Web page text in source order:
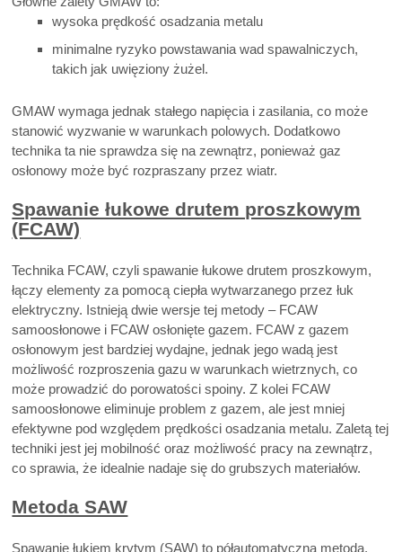
wysoka prędkość osadzania metalu
minimalne ryzyko powstawania wad spawalniczych,
takich jak uwięziony żużel.
GMAW wymaga jednak stałego napięcia i zasilania, co może
stanowić wyzwanie w warunkach polowych. Dodatkowo
technika ta nie sprawdza się na zewnątrz, ponieważ gaz
osłonowy może być rozpraszany przez wiatr.
Spawanie łukowe drutem proszkowym
(FCAW)
Technika FCAW, czyli spawanie łukowe drutem proszkowym,
łączy elementy za pomocą ciepła wytwarzanego przez łuk
elektryczny. Istnieją dwie wersje tej metody – FCAW
samoosłonowe i FCAW osłonięte gazem. FCAW z gazem
osłonowym jest bardziej wydajne, jednak jego wadą jest
możliwość rozproszenia gazu w warunkach wietrznych, co
może prowadzić do porowatości spoiny. Z kolei FCAW
samoosłonowe eliminuje problem z gazem, ale jest mniej
efektywne pod względem prędkości osadzania metalu. Zaletą tej
techniki jest jej mobilność oraz możliwość pracy na zewnątrz,
co sprawia, że idealnie nadaje się do grubszych materiałów.
Metoda SAW
Spawanie łukiem krytym (SAW) to półautomatyczna metoda,